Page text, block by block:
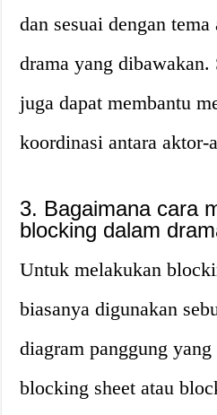
dan sesuai dengan
drama yang
juga dapat membantu
koordinasi antara aktor-
3. Bagaimana cara
blocking dalam
Untuk melakukan
biasanya digunakan
diagram panggung
blocking sheet atau